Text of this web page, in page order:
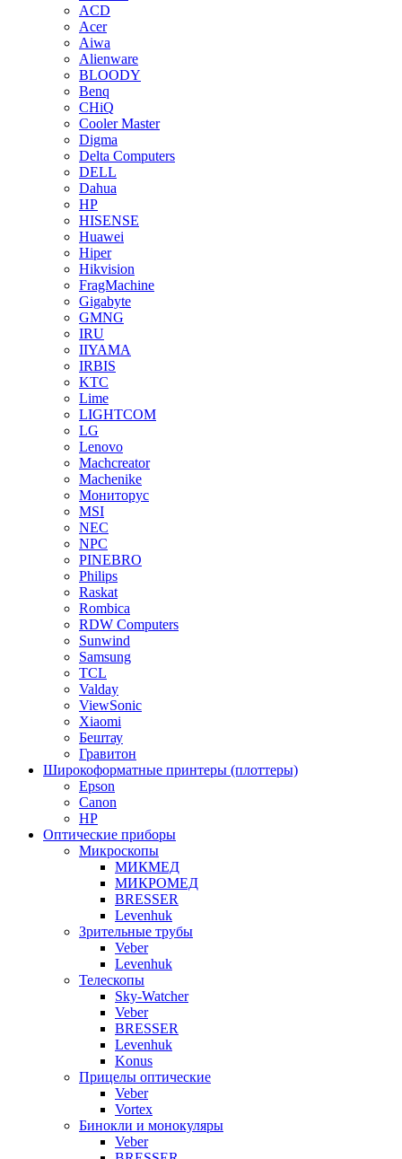
ACD
Acer
Aiwa
Alienware
BLOODY
Benq
CHiQ
Cooler Master
Digma
Delta Computers
DELL
Dahua
HP
HISENSE
Huawei
Hiper
Hikvision
FragMachine
Gigabyte
GMNG
IRU
IIYAMA
IRBIS
KTC
Lime
LIGHTCOM
LG
Lenovo
Machcreator
Machenike
Мониторус
MSI
NEC
NPC
PINEBRO
Philips
Raskat
Rombica
RDW Computers
Sunwind
Samsung
TCL
Valday
ViewSonic
Xiaomi
Бештау
Гравитон
Широкоформатные принтеры (плоттеры)
Epson
Canon
HP
Оптические приборы
Микроскопы
МИКМЕД
МИКРОМЕД
BRESSER
Levenhuk
Зрительные трубы
Veber
Levenhuk
Телескопы
Sky-Watcher
Veber
BRESSER
Levenhuk
Konus
Прицелы оптические
Veber
Vortex
Бинокли и монокуляры
Veber